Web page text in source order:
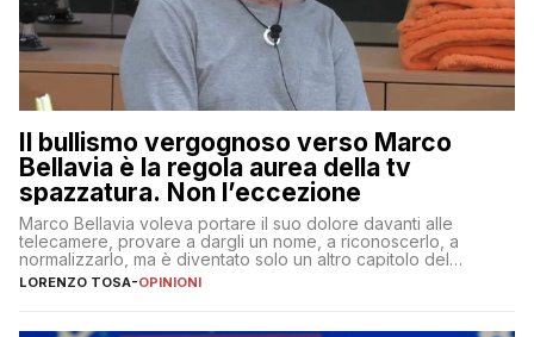
Il bullismo vergognoso verso Marco
Bellavia è la regola aurea della tv
spazzatura. Non l’eccezione
Marco Bellavia voleva portare il suo dolore davanti alle
telecamere, provare a dargli un nome, a riconoscerlo, a
normalizzarlo, ma è diventato solo un altro capitolo del
copione
LORENZO TOSA-OPINIONI